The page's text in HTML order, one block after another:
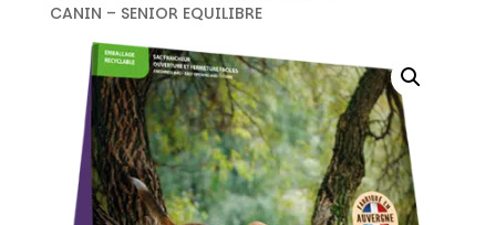
CANIN – SENIOR EQUILIBRE